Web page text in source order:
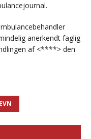
anerkendt faglig
af <****> den